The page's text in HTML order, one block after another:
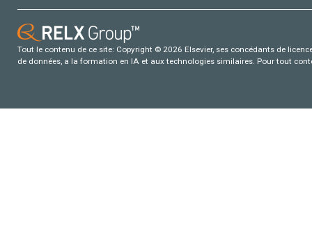
Tout le contenu de ce site: Copyright © 2026 Elsevier, ses concédants de
de données, a la formation en IA et aux technologies similaires. Pour tout